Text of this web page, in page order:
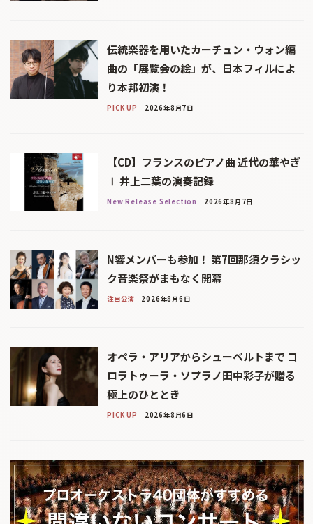
伝統楽器を用いたカーチュン・ウォン編
曲の「展覧会の絵」が、日本フィルによ
り本邦初演！
PICK UP 2026年8月7日
【CD】フランスのピアノ曲 近代の華やぎ
Ⅰ 井上二葉の演奏記録
New Release Selection 2026年8月7日
N響メンバーも参加！ 第7回那須クラシッ
ク音楽祭がまもなく開幕
注目公演 2026年8月6日
オペラ・アリアからシューベルトまで コ
ロラトゥーラ・ソプラノ田中彩子が贈る
極上のひととき
PICK UP 2026年8月6日